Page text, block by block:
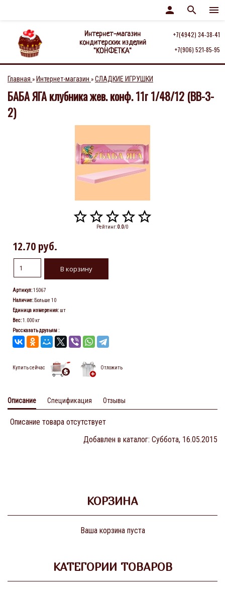
menu
search
person
Интернет-магазин
кондитерских изделий
"КОНФЕТКА"
+7(4942) 34-38-41
+7(906) 521-85-95
Главная » Интернет-магазин » СЛАДКИЕ ИГРУШКИ
БАБА ЯГА клубника жев. конф. 11г 1/48/12 (ВВ-3-
2)
Рейтинг:0.0/0
12.70 руб.
Артикул:15067
Наличие: Больше 10
Единица измерения: шт
Вес:1.000 кг
Рассказать друзьям:
Купить сейчас Отложить
Описание Спецификация Отзывы
Описание товара отсутствует
Добавлен в каталог: Суббота, 16.05.2015
КОРЗИНА
Ваша корзина пуста
КАТЕГОРИИ ТОВАРОВ